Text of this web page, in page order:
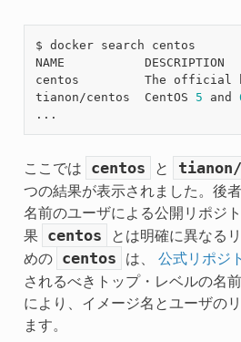
$ docker search centos
NAME
centos         The
tianon/centos  CentOS 5 and
ここでは centos と
つの結果が表示されました。後
名前のユーザによる公開リポジ
果
centos
とは明確に異なる
めの
centos は、 公式リポジ
されるべきトップ・レベルの名
により、イメージ名とユーザの
ます。